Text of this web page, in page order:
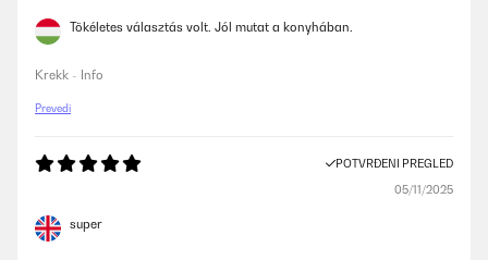
Tökéletes választás volt. Jól mutat a konyhában.
Krekk - Info
Prevedi
POTVRĐENI PREGLED
05/11/2025
super